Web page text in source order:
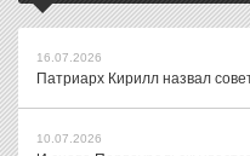
16.07.2026
Патриарх Кирилл назвал
10.07.2026